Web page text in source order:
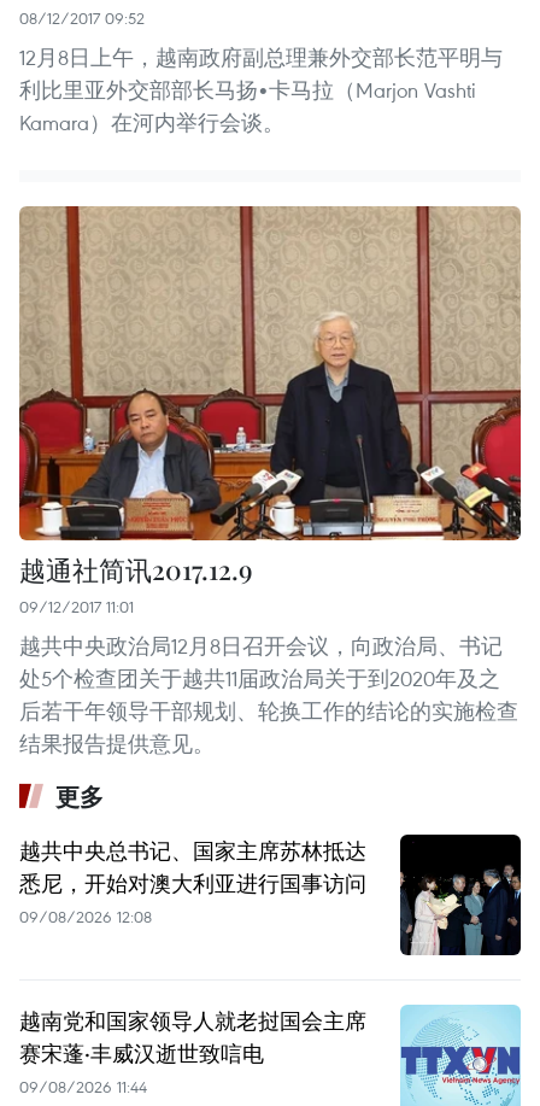
08/12/2017 09:52
12月8日上午，越南政府副总理兼外交部长范平明与
利比里亚外交部部长马扬•卡马拉（Marjon Vashti
Kamara）在河内举行会谈。
越通社简讯2017.12.9
09/12/2017 11:01
越共中央政治局12月8日召开会议，向政治局、书记
处5个检查团关于越共11届政治局关于到2020年及之
后若干年领导干部规划、轮换工作的结论的实施检查
结果报告提供意见。
更多
越共中央总书记、国家主席苏林抵达
悉尼，开始对澳大利亚进行国事访问
09/08/2026 12:08
越南党和国家领导人就老挝国会主席
赛宋蓬·丰威汉逝世致唁电
09/08/2026 11:44